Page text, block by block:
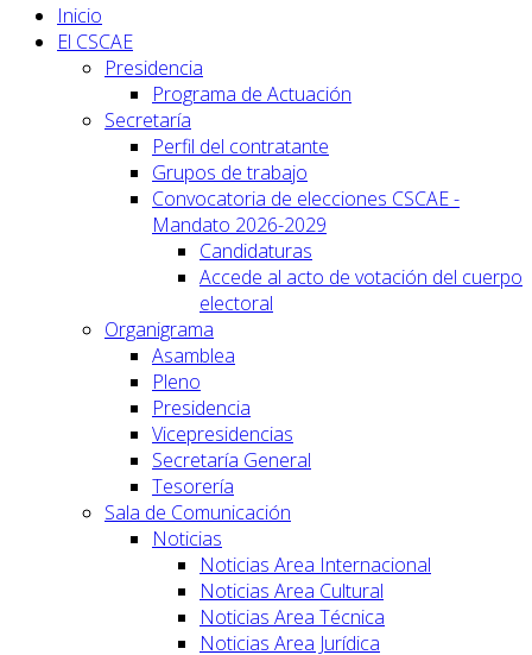
Inicio
El CSCAE
Presidencia
Programa de Actuación
Secretaría
Perfil del contratante
Grupos de trabajo
Convocatoria de elecciones CSCAE -
Mandato 2026-2029
Candidaturas
Accede al acto de votación del cuerpo
electoral
Organigrama
Asamblea
Pleno
Presidencia
Vicepresidencias
Secretaría General
Tesorería
Sala de Comunicación
Noticias
Noticias Area Internacional
Noticias Area Cultural
Noticias Area Técnica
Noticias Area Jurídica